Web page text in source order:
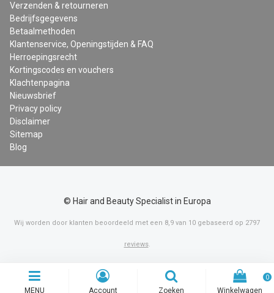
Verzenden & retourneren
Bedrijfsgegevens
Betaalmethoden
Klantenservice, Openingstijden & FAQ
Herroepingsrecht
Kortingscodes en vouchers
Klachtenpagina
Nieuwsbrief
Privacy policy
Disclaimer
Sitemap
Blog
MENU Account Zoeken Winkelwagen
0
© Hair and Beauty Specialist in Europa
Wij worden door klanten beoordeeld met een 8,9 van 10 gebaseerd op 2797
reviews.